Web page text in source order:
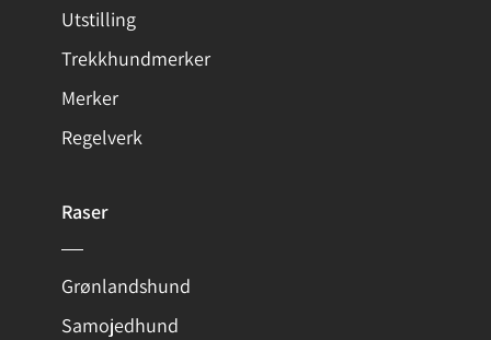
Utstilling
Trekkhundmerker
Merker
Regelverk
Raser
Grønlandshund
Samojedhund